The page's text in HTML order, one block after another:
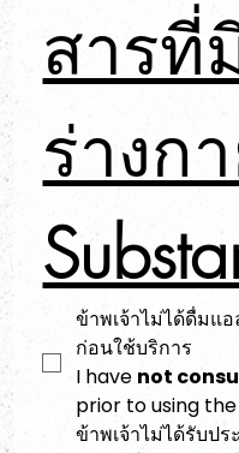
สารที่
ร่างก
ข้าพเจ้าไม่ได้ดื่มแ
ก่อนใช้บริการ
I have not
prior to using
ข้าพเจ้าไม่ได้รับป